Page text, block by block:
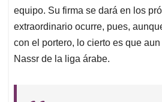
equipo. Su firma se dará en los
extraordinario ocurre, pues,
con el portero, lo cierto es que
Nassr de la liga árabe.